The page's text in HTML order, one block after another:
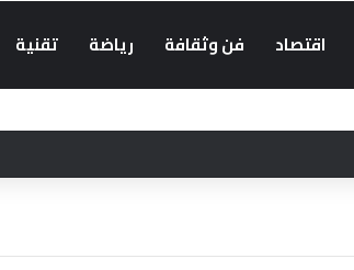
اقتصاد فن وثقافة رياضة تقنية